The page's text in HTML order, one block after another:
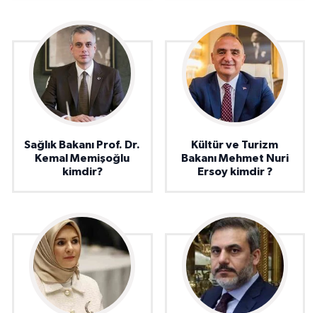
Sağlık Bakanı Prof. Dr.
Kemal Memişoğlu
kimdir?
Kültür ve Turizm
Bakanı Mehmet Nuri
Ersoy kimdir ?